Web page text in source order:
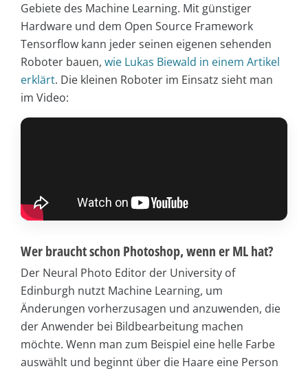
Gebiete des Machine Learning. Mit günstiger
Hardware und dem Open Source Framework
Tensorflow kann jeder seinen eigenen sehenden
Roboter bauen, wie Lukas Biewald in einem Artikel
erklärt. Die kleinen Roboter im Einsatz sieht man
im Video:
Wer braucht schon Photoshop, wenn er ML hat?
Der Neural Photo Editor der University of
Edinburgh nutzt Machine Learning, um
Änderungen vorherzusagen und anzuwenden, die
der Anwender bei Bildbearbeitung machen
möchte. Wenn man zum Beispiel eine helle Farbe
auswählt und beginnt über die Haare eine Person